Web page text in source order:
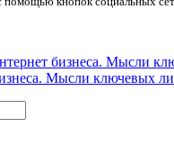
Мысли ключевых